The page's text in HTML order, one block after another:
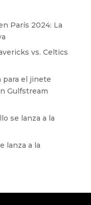
París 2024: La
vs. Celtics
para el jinete
Gulfstream
se lanza a la
lanza a la